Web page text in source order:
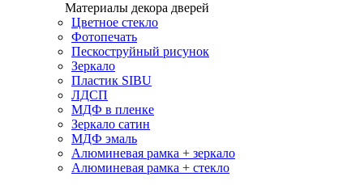
Материалы декора дверей
Цветное стекло
Фотопечать
Пескоструйный рисунок
Зеркало
Пластик SIBU
ЛДСП
МДФ в пленке
Зеркало сатин
МДФ эмаль
Алюминевая рамка + зеркало
Алюминевая рамка + стекло